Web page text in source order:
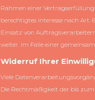
Rahmen einer
berechtigtes Interesse nach Art.
Einsatz von
weiter. Im Falle einer
Widerruf Ihrer
Viele
Die Rechtmäßigkeit der bis